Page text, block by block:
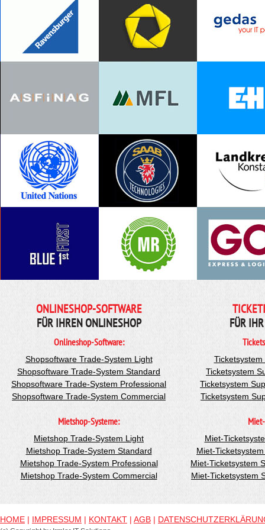
ONLINESHOP-SOFTWARE
FÜR IHREN ONLINESHOP
Onlineshop-Software:
Shopsoftware Trade-System Light
Shopsoftware Trade-System Standard
Shopsoftware Trade-System Professional
Shopsoftware Trade-System Commercial
Mietshop-Systeme:
Mietshop Trade-System Light
Mietshop Trade-System Standard
Mietshop Trade-System Professional
Mietshop Trade-System Commercial
FÜR
Ticketsystem
Ticketsystem
Ticketsystem
Miet-
Miet-
Miet-Ticketsystem
Miet-Ticketsystem
HOME | IMPRESSUM | KONTAKT | AGB |